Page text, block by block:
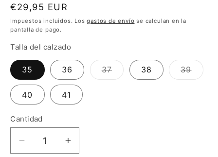
modal
Precio
habitual
€29,95 EUR
Impuestos incluidos. Losgastos de envío se calculan en la
pantalla de pago.
Talla del calzado
35 36 37Variante
agotada
38 39
40 41
Cantidad
Cantidad
Reducir
Aumentar